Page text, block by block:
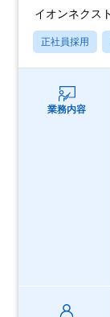
イオンネクス
正社員採用
業務内容